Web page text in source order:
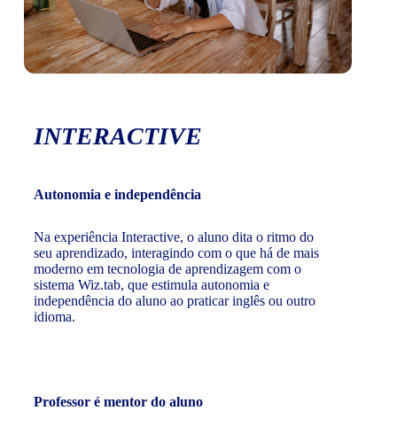
INTERACTIVE
Autonomia e independência
Na experiência Interactive, o aluno dita o ritmo do
seu aprendizado, interagindo com o que há de mais
moderno em tecnologia de aprendizagem com o
sistema Wiz.tab, que estimula autonomia e
independência do aluno ao praticar inglês ou outro
idioma.
Professor é mentor do aluno